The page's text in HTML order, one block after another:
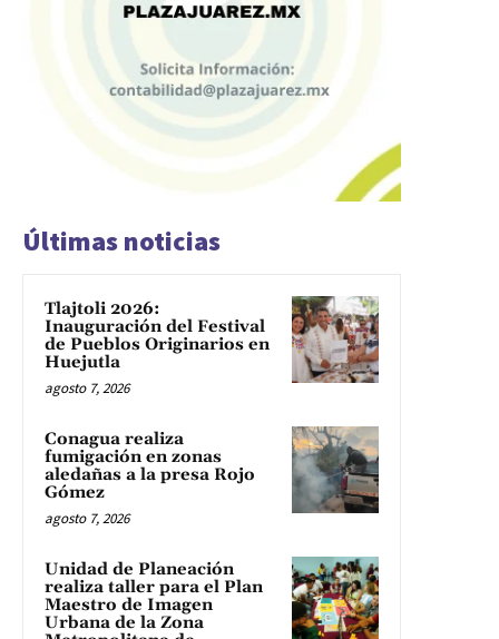
Últimas noticias
Tlajtoli 2026:
Inauguración del Festival
de Pueblos Originarios en
Huejutla
agosto 7, 2026
Conagua realiza
fumigación en zonas
aledañas a la presa Rojo
Gómez
agosto 7, 2026
Unidad de Planeación
realiza taller para el Plan
Maestro de Imagen
Urbana de la Zona